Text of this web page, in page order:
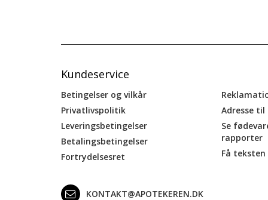
Kundeservice
Betingelser og vilkår
Privatlivspolitik
Leveringsbetingelser
Betalingsbetingelser
Fortrydelsesret
Adresse
Se
rapporter
Få
KONTAKT@APOTEKEREN.DK